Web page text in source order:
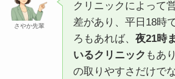
さやか先輩
クリニックによって
差があり、平日18時
ろもあれば、 夜21時
いるクリニック もあ
の取りやすさだけで